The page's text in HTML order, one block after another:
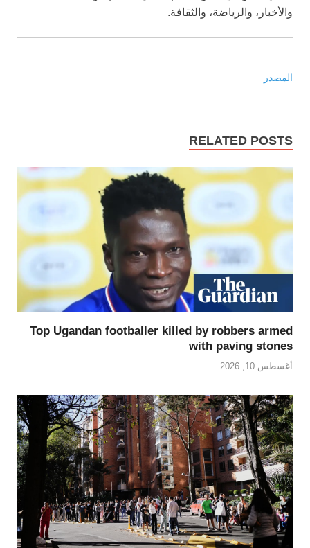
والأخبار، والرياضة، والثقافة.
المصدر
RELATED POSTS
Top Ugandan footballer killed by robbers armed
with paving stones
أغسطس 10, 2026